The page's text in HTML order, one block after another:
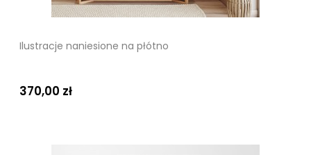
Ilustracje naniesione na płótno
370,00 zł